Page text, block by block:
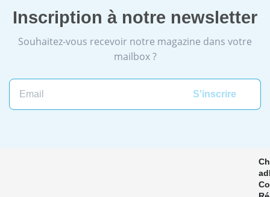
Inscription à notre newsletter
Souhaitez-vous recevoir notre magazine dans votre
mailbox ?
Email